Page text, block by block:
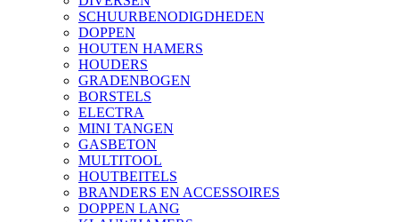
SCHUURBENODIGDHEDEN
DOPPEN
HOUTEN HAMERS
HOUDERS
GRADENBOGEN
BORSTELS
ELECTRA
MINI TANGEN
GASBETON
MULTITOOL
HOUTBEITELS
BRANDERS EN ACCESSOIRES
DOPPEN LANG